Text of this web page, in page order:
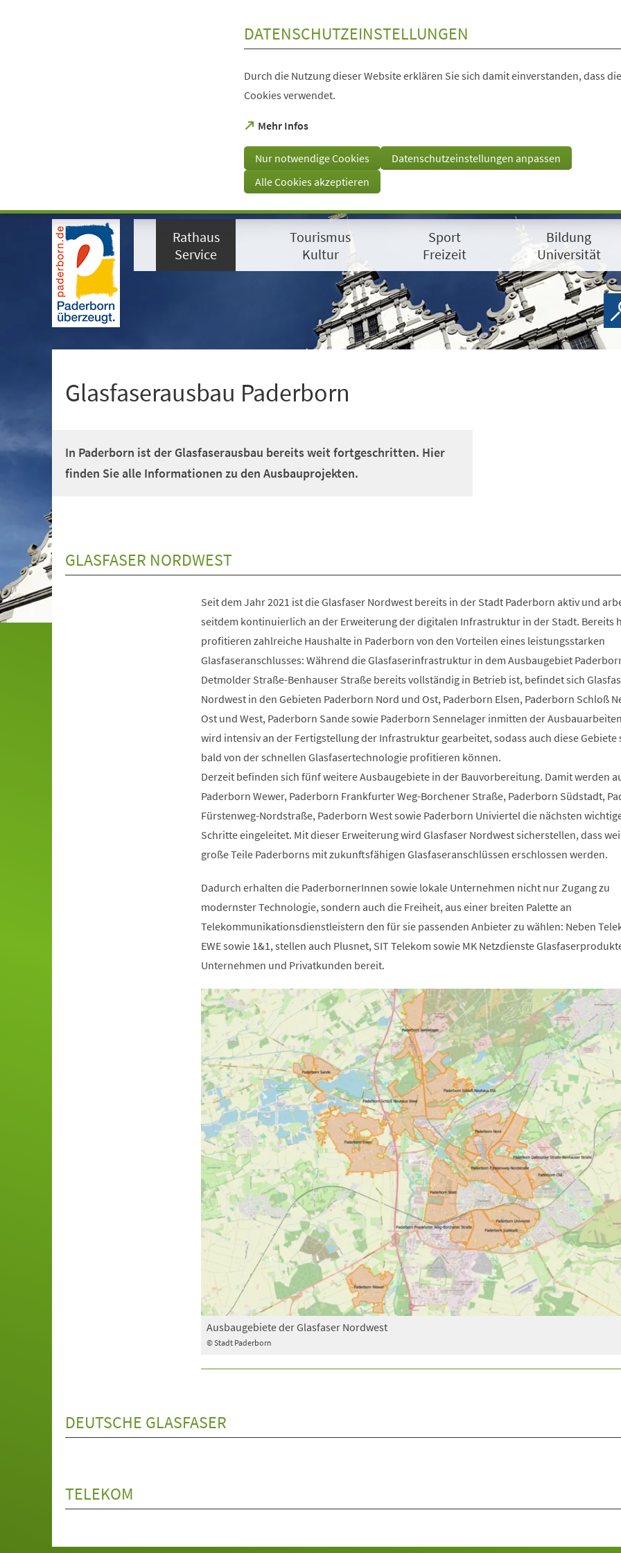
Assistenzsoftware
DATENSCHUTZEINSTELLUNGEN
Durch die Nutzung dieser Website erklären Sie sich damit einverstanden, dass
Cookies verwendet.
Mehr Infos
(Öffnet
einem
neuen
Tab)
Nur notwendige Cookies
Datenschutzeinstellungen anpassen
Alle Cookies akzeptieren
Rathaus
Service
Tourismus
Kultur
Sport
Freizeit
Bildung
Universität
Glasfaserausbau Paderborn
In Paderborn ist der Glasfaserausbau bereits weit fortgeschritten. Hier
finden Sie alle Informationen zu den Ausbauprojekten.
GLASFASER NORDWEST
Seit dem Jahr 2021 ist die Glasfaser Nordwest bereits in der Stadt Paderborn aktiv und
seitdem kontinuierlich an der Erweiterung der digitalen Infrastruktur in der Stadt. Bereits
profitieren zahlreiche Haushalte in Paderborn von den Vorteilen eines leistungsstarken
Glasfaseranschlusses: Während die Glasfaserinfrastruktur in dem Ausbaugebiet
Detmolder Straße-Benhauser Straße bereits vollständig in Betrieb ist, befindet sich
Nordwest in den Gebieten Paderborn Nord und Ost, Paderborn Elsen, Paderborn Schloß
Ost und West, Paderborn Sande sowie Paderborn Sennelager inmitten der
wird intensiv an der Fertigstellung der Infrastruktur gearbeitet, sodass auch diese Gebiete
bald von der schnellen Glasfasertechnologie profitieren können.
Derzeit befinden sich fünf weitere Ausbaugebiete in der Bauvorbereitung. Damit werden
Paderborn Wewer, Paderborn Frankfurter Weg-Borchener Straße, Paderborn Südstadt,
Fürstenweg-Nordstraße, Paderborn West sowie Paderborn Univiertel die nächsten
Schritte eingeleitet. Mit dieser Erweiterung wird Glasfaser Nordwest sicherstellen, dass
große Teile Paderborns mit zukunftsfähigen Glasfaseranschlüssen erschlossen werden.
Dadurch erhalten die PaderbornerInnen sowie lokale Unternehmen nicht nur Zugang zu
modernster Technologie, sondern auch die Freiheit, aus einer breiten Palette an
Telekommunikationsdienstleistern den für sie passenden Anbieter zu wählen: Neben
EWE sowie 1&1, stellen auch Plusnet, SIT Telekom sowie MK Netzdienste
Unternehmen und Privatkunden bereit.
© Stadt Paderborn
Ausbaugebiete der Glasfaser Nordwest
DEUTSCHE GLASFASER
TELEKOM